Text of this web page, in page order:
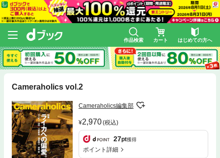
作品検索 カート はじめての方へ
Cameraholics vol.2
Cameraholics編集部
2,970(税込)
27pt獲得
ポイント詳細